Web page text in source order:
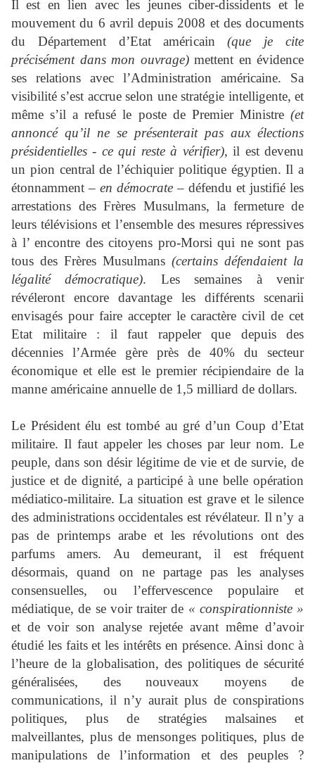
Il est en lien avec les jeunes ciber-dissidents et le
mouvement du 6 avril depuis 2008 et des documents
du Département d’Etat américain(que je cite
précisément dans mon ouvrage)mettent en évidence
ses relations avec l’Administration américaine. Sa
visibilité s’est accrue selon une stratégie intelligente, et
même s’il a refusé le poste de Premier Ministre (et
annoncé qu’il ne se présenterait pas aux élections
présidentielles - ce qui reste à vérifier), il est devenu
un pion central de l’échiquier politique égyptien. Il a
étonnamment – en démocrate – défendu et justifié les
arrestations des Frères Musulmans, la fermeture de
leurs télévisions et l’ensemble des mesures répressives
à l’ encontre des citoyens pro-Morsi qui ne sont pas
tous des Frères Musulmans (certains défendaient la
légalité démocratique). Les semaines à venir
révéleront encore davantage les différents scenarii
envisagés pour faire accepter le caractère civil de cet
Etat militaire : il faut rappeler que depuis des
décennies l’Armée gère près de 40% du secteur
économique et elle est le premier récipiendaire de la
manne américaine annuelle de 1,5 milliard de dollars.
Le Président élu est tombé au gré d’un Coup d’Etat
militaire. Il faut appeler les choses par leur nom. Le
peuple, dans son désir légitime de vie et de survie, de
justice et de dignité, a participé à une belle opération
médiatico-militaire. La situation est grave et le silence
des administrations occidentales est révélateur. Il n’y a
pas de printemps arabe et les révolutions ont des
parfums amers. Au demeurant, il est fréquent
désormais, quand on ne partage pas les analyses
consensuelles, ou l’effervescence populaire et
médiatique, de se voir traiter de « conspirationniste »
et de voir son analyse rejetée avant même d’avoir
étudié les faits et les intérêts en présence. Ainsi donc à
l’heure de la globalisation, des politiques de sécurité
généralisées, des nouveaux moyens de
communications, il n’y aurait plus de conspirations
politiques, plus de stratégies malsaines et
malveillantes, plus de mensonges politiques, plus de
manipulations de l’information et des peuples ?